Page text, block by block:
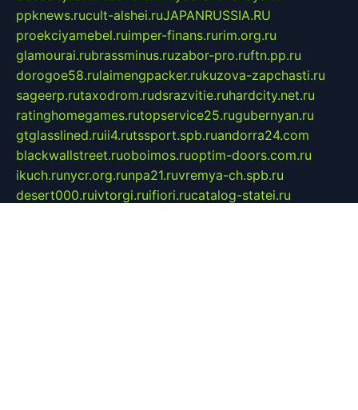
ppknews.rucult-alshei.ruJAPANRUSSIA.RU
proekciyamebel.ruimper-finans.rurim.org.ru
glamourai.rubrassminus.ruzabor-pro.ruftn.pp.ru
dorogoe58.rulaimengpacker.rukuzova-zapchasti.ru
sageerp.rutaxodrom.rudsrazvitie.ruhardcity.net.ru
ratinghomegames.rutopservice25.rugubernyan.ru
gtglasslined.ruii4.rutssport.spb.ruandorra24.com
blackwallstreet.ruoboimos.ruoptim-doors.com.ru
ikuch.runycr.org.runpa21.ruvremya-ch.spb.ru
desert000.ruivtorgi.ruifiori.rucatalog-statei.ru